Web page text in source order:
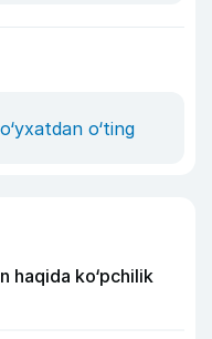
o‘ting
haqida ko‘pchilik